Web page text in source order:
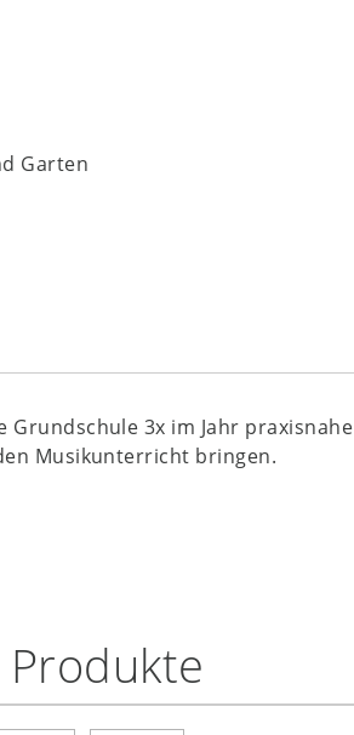
Garten
3x im Jahr praxisnahe
Musikunterricht bringen.